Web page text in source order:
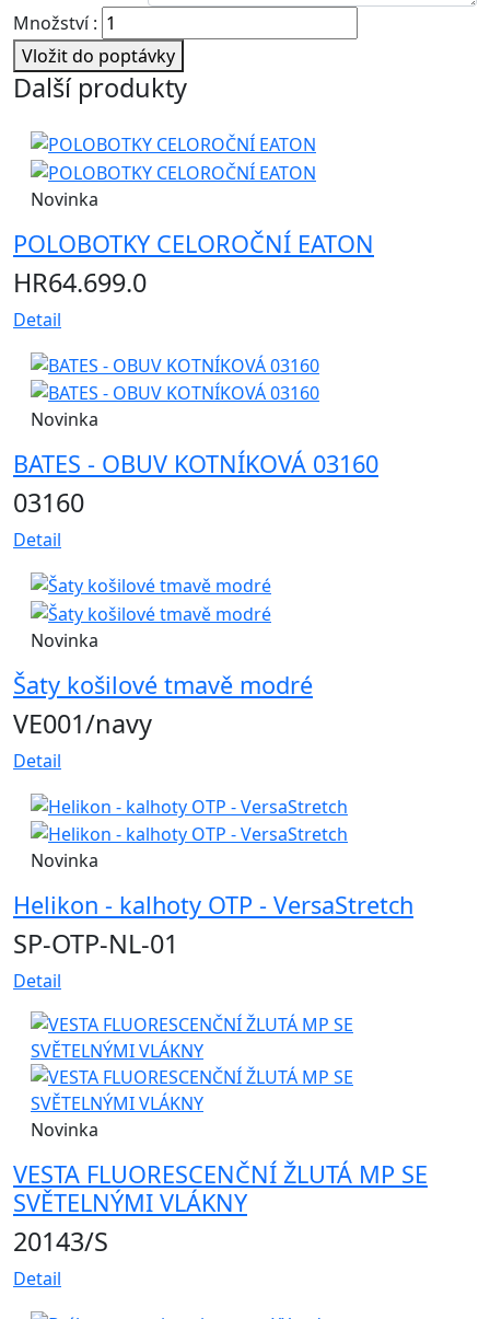
Množství :
Vložit do poptávky
Dalšíprodukty
Novinka
POLOBOTKY CELOROČNÍ EATON
HR64.699.0
Detail
Novinka
BATES - OBUV KOTNÍKOVÁ 03160
03160
Detail
Novinka
Šaty košilové tmavě modré
VE001/navy
Detail
Novinka
Helikon - kalhoty OTP - VersaStretch
SP-OTP-NL-01
Detail
Novinka
VESTA FLUORESCENČNÍ ŽLUTÁ MP SE
SVĚTELNÝMI VLÁKNY
20143/S
Detail